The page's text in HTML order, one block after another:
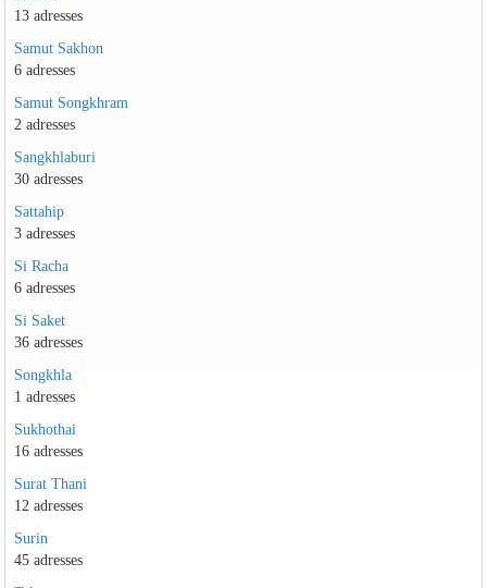
13 adresses
Samut Sakhon
6 adresses
Samut Songkhram
2 adresses
Sangkhlaburi
30 adresses
Sattahip
3 adresses
Si Racha
6 adresses
Si Saket
36 adresses
Songkhla
1 adresses
Sukhothai
16 adresses
Surat Thani
12 adresses
Surin
45 adresses